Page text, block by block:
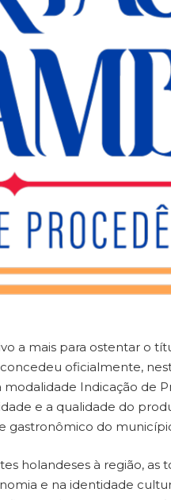
a mais para ostentar o
oficialmente,
modalidade Indicação de
e a qualidade do
gastronômico do
holandeses à região,
e na identidade